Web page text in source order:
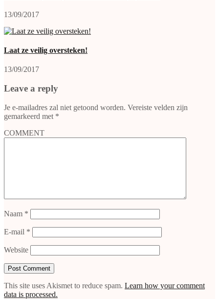
13/09/2017
Laat ze veilig oversteken!
13/09/2017
Leave a reply
Je e-mailadres zal niet getoond worden. Vereiste velden zijn
gemarkeerd met *
COMMENT
Naam *
E-mail *
Website
This site uses Akismet to reduce spam. Learn how your comment
data is processed.